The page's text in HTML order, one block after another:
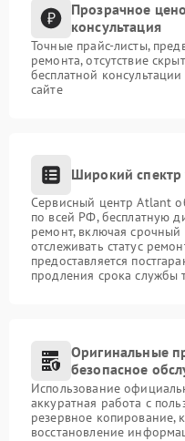
Прозрачное
консультация
Точные прайс-листы,
ремонта, отсутствие
бесплатной
сайте
Широкий спектр
Сервисный центр Atlant
по всей РФ, бесплатную
ремонт, включая
отслеживать статус
предоставляется
продления срока службы
Оригинальные
безопасное
Использование
аккуратная работа с
резервное копирование,
восстановление